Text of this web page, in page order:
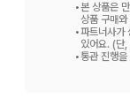
[ 상품에 대하여 ]
상품은 매장, 다
•본 상품은
상품 구매
•파트너사가
있어요. (단
•통관 진행